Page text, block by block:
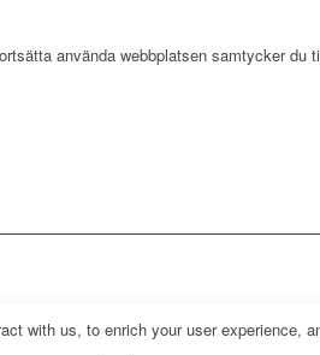
använda webbplatsen samtycker du
with us, to enrich your user experience,